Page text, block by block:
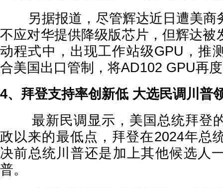
另据报道，尽管辉达近日遭美商
不应对华提供降级版芯片，但辉达被
动程式中，出现工作站级GPU，推
合美国出口管制，将AD102 GPU再
4、拜登支持率创新低 大选民调川普
最新民调显示，美国总统拜登
政以来的最低点，拜登在2024年总
决前总统川普还是加上其他候选人
普。